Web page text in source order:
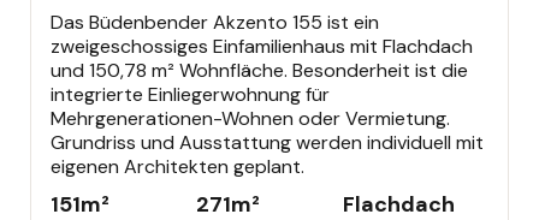
Das Büdenbender Akzento 155 ist ein
zweigeschossiges Einfamilienhaus mit Flachdach
und 150,78 m² Wohnfläche. Besonderheit ist die
integrierte Einliegerwohnung für
Mehrgenerationen-Wohnen oder Vermietung.
Grundriss und Ausstattung werden individuell mit
eigenen Architekten geplant.
151m² 271m² Flachdach